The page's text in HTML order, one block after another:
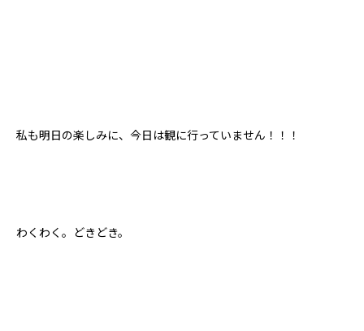
私も明日の楽しみに、今日は観に行っていません！！！
わくわく。どきどき。